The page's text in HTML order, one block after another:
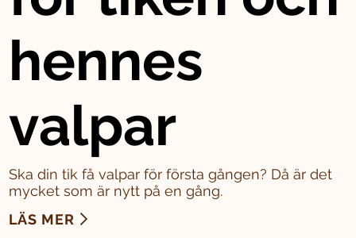
hennes
valpar
Ska din tik få valpar för första gången? Då är det
mycket som är nytt på en gång.
LÄS MER